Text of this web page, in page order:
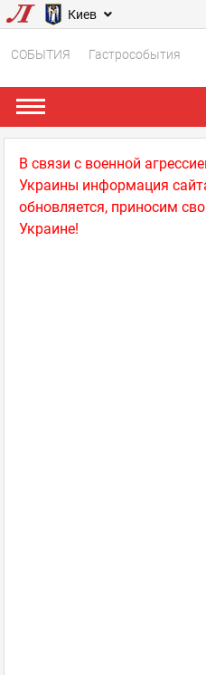
Киев
СОБЫТИЯ Гастрособытия
В связи с военной
Украины информация
обновляется, приносим
Украине!